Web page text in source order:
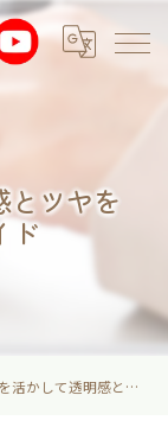
とツヤを
ド
明感とツヤを手に入れる実践ガイド